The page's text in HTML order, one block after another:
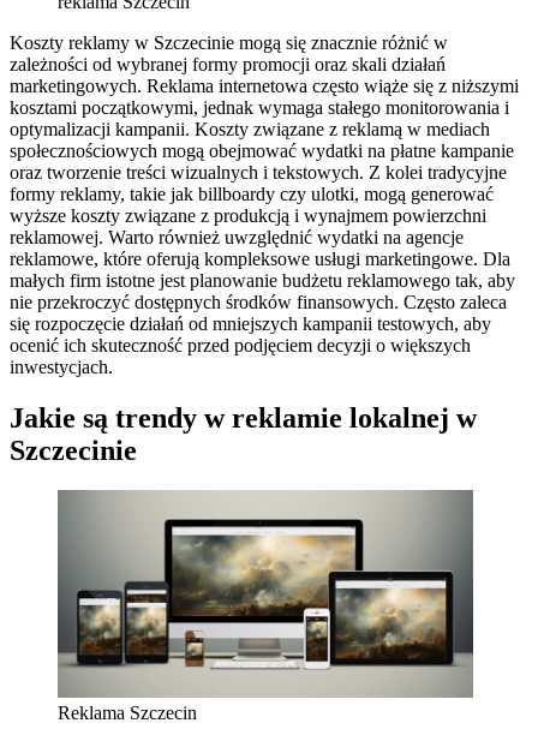
Koszty reklamy w Szczecinie mogą się znacznie różnić w
zależności od wybranej formy promocji oraz skali działań
marketingowych. Reklama internetowa często wiąże się z niższymi
kosztami początkowymi, jednak wymaga stałego monitorowania i
optymalizacji kampanii. Koszty związane z reklamą w mediach
społecznościowych mogą obejmować wydatki na płatne kampanie
oraz tworzenie treści wizualnych i tekstowych. Z kolei tradycyjne
formy reklamy, takie jak billboardy czy ulotki, mogą generować
wyższe koszty związane z produkcją i wynajmem powierzchni
reklamowej. Warto również uwzględnić wydatki na agencje
reklamowe, które oferują kompleksowe usługi marketingowe. Dla
małych firm istotne jest planowanie budżetu reklamowego tak, aby
nie przekroczyć dostępnych środków finansowych. Często zaleca
się rozpoczęcie działań od mniejszych kampanii testowych, aby
ocenić ich skuteczność przed podjęciem decyzji o większych
inwestycjach.
Jakie są trendy w reklamie lokalnej w
Szczecinie
Reklama Szczecin